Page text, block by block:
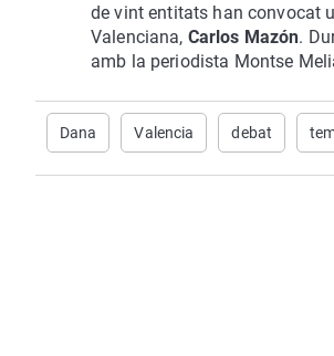
de vint entitats han convocat
Valenciana, Carlos Mazón.
amb la periodista Montse
Dana Valencia debat